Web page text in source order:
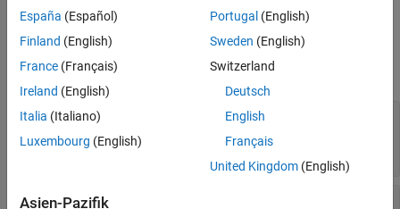
Input Arguments
expand all
options
fxpOptimizationOptions object
fxpOptimizationOptions
blockPath
España (Español)
Finland (English)
France (Français)
Ireland (English)
Italia (Italiano)
Luxembourg (English)
Portugal (English)
Sweden (English)
Switzerland
Deutsch
English
Français
United Kingdom(English)
Asien-Pazifik